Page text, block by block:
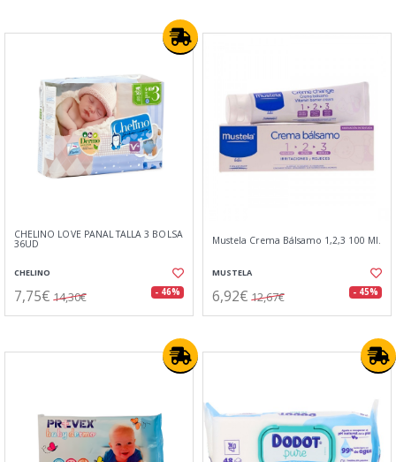
CHELINO LOVE PAÑAL TALLA 3 BOLSA
36UD
CHELINO
7,75€ 14,30€ - 46%
Mustela Crema Bálsamo 1,2,3 100 Ml.
MUSTELA
6,92€ 12,67€ - 45%